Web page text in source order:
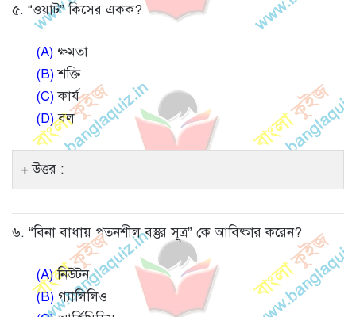
৫. “ওয়াট” কিসের একক?
(A)ক্ষমতা
(B)শক্তি
(C)কার্য
(D)বল
উত্তর :
৬. “বিনা বাধায় পতনশীল বস্তুর সূত্র” কে আবিষ্কার করেন?
(A)নিউটন
(B) গ্যালিলিও